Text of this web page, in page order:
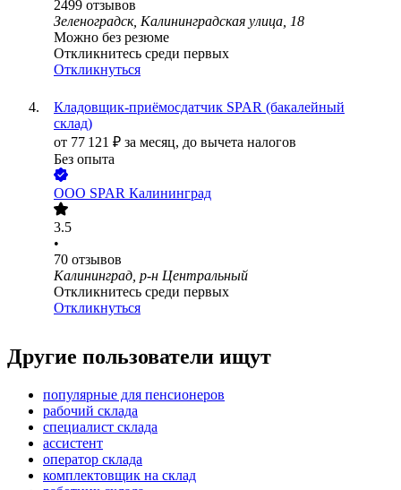
2499 отзывов
Зеленоградск, Калининградская улица, 18
Можно без резюме
Откликнитесь среди первых
Откликнуться
Кладовщик-приёмосдатчик SPAR (бакалейный
склад)
от 77 121 ₽ за месяц, до вычета налогов
Без опыта
ООО SPAR Калининград
3.5
•
70 отзывов
Калининград, р-н Центральный
Откликнитесь среди первых
Откликнуться
Другие пользователи ищут
популярные для пенсионеров
рабочий склада
специалист склада
ассистент
оператор склада
комплектовщик на склад